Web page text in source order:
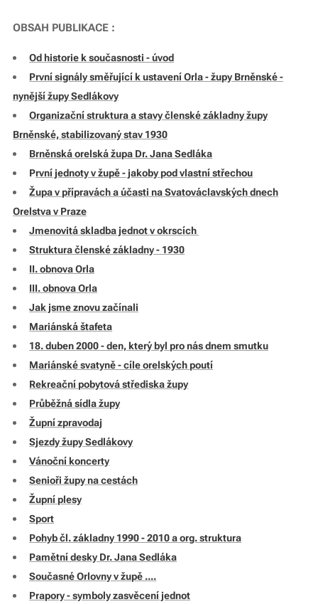
OBSAH PUBLIKACE :
Od historie k současnosti - úvod
První signály směřující k ustavení Orla - župy Brněnské -
nynější župy Sedlákovy
Organizační struktura a stavy členské základny župy
Brněnské, stabilizovaný stav 1930
Brněnská orelská župa Dr. Jana Sedláka
První jednoty v župě - jakoby pod vlastní střechou
Župa v přípravách a účasti na Svatováclavských dnech
Orelstva v Praze
Jmenovitá skladba jednot v okrscích
Struktura členské základny - 1930
II. obnova Orla
III. obnova Orla
Jak jsme znovu začínali
Mariánská štafeta
18. duben 2000 - den, který byl pro nás dnem smutku
Mariánské svatyně - cíle orelských poutí
Rekreační pobytová střediska župy
Průběžná sídla župy
Župní zpravodaj
Sjezdy župy Sedlákovy
Vánoční koncerty
Senioři župy na cestách
Župní plesy
Sport
Pohyb čl. základny 1990 - 2010 a org. struktura
Pamětní desky Dr. Jana Sedláka
Současné Orlovny v župě ....
Prapory - symboly zasvěcení jednot